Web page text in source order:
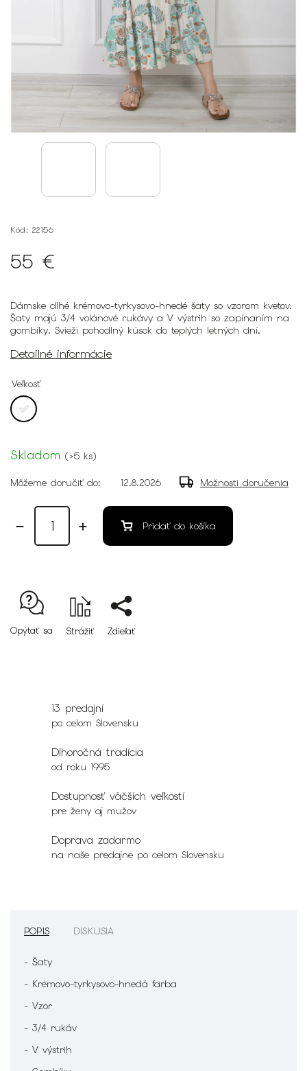
Kód: 22156
55 €
Dámske dlhé krémovo-tyrkysovo-hnedé šaty so vzorom kvetov.
Šaty majú 3/4 volánové rukávy a V výstrih so zapínaním na
gombíky. Svieži pohodlný kúsok do teplých letných dní.
Detailné informácie
Veľkosť
Skladom (>5 ks)
Môžeme doručiť do: 12.8.2026 Možnosti doručenia
Pridať do košíka
Opýtať sa Strážiť Zdieľať
13 predajní
po celom Slovensku
Dlhoročná tradícia
od roku 1995
Dostupnosť väčších veľkostí
pre ženy aj mužov
Doprava zadarmo
na naše predajne po celom Slovensku
POPIS DISKUSIA
- Šaty
- Krémovo-tyrkysovo-hnedá farba
- Vzor
- 3/4 rukáv
- V výstrih